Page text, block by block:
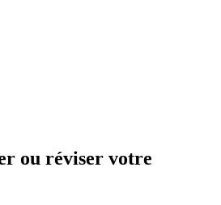
ou réviser votre